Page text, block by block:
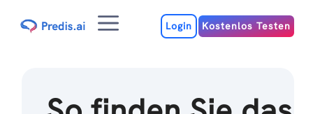
Inhalt
MenuLogin Kostenlos Testen